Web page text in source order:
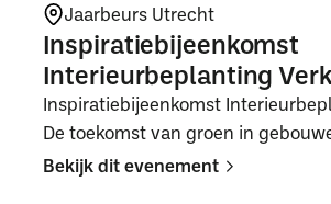
Jaarbeurs Utrecht
Inspiratiebijeenkomst
Interieurbeplanting
Inspiratiebijeenkomst
De toekomst van groen in
Bekijk dit evenement